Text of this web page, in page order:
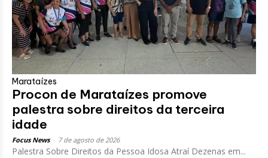
Marataízes
Procon de Marataízes promove
palestra sobre direitos da terceira
idade
Focus News 7 de agosto de 2026
Palestra Sobre Direitos da Pessoa Idosa Atraí Dezenas em...